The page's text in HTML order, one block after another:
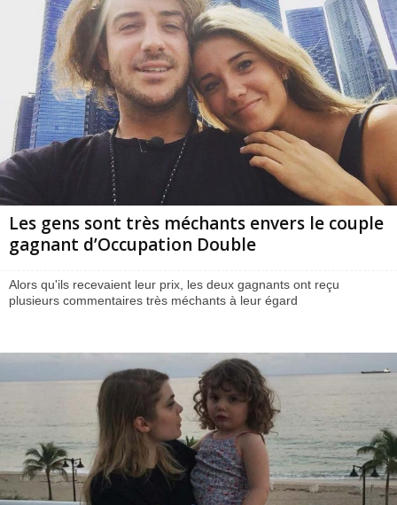
Les gens sont très méchants envers le couple
gagnant d’Occupation Double
Alors qu'ils recevaient leur prix, les deux gagnants ont reçu
plusieurs commentaires très méchants à leur égard